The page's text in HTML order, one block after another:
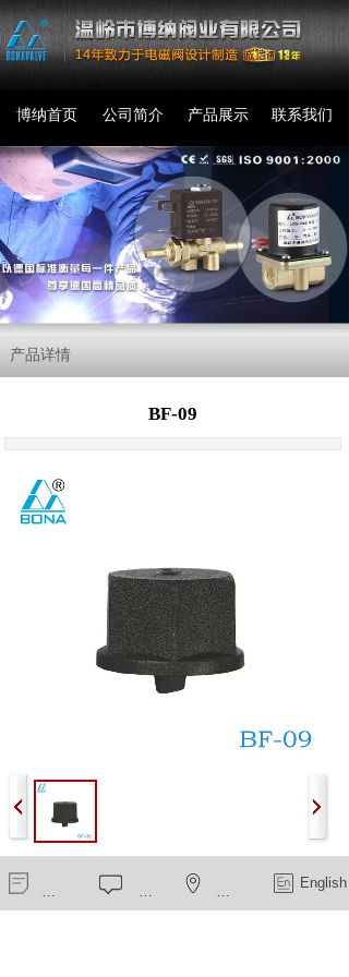
公司简介
博纳首页 联系我们
产品展示
产品详情
BF-09
Pressure Measuring Hole Nut 1/4"
在线留言 English